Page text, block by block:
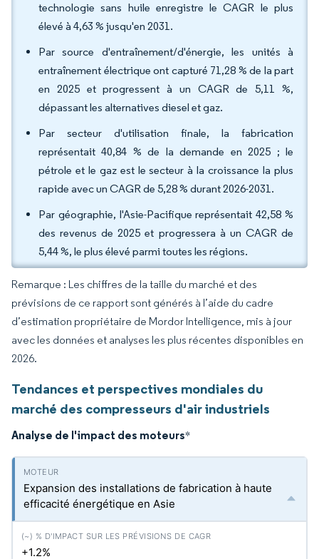
technologie sans huile enregistre le CAGR le plus
élevé à 4,63 % jusqu'en 2031.
Par source d'entraînement/d'énergie, les unités à
entraînement électrique ont capturé 71,28 % de la part
en 2025 et progressent à un CAGR de 5,11 %,
dépassant les alternatives diesel et gaz.
Par secteur d'utilisation finale, la fabrication
représentait 40,84 % de la demande en 2025 ; le
pétrole et le gaz est le secteur à la croissance la plus
rapide avec un CAGR de 5,28 % durant 2026-2031.
Par géographie, l'Asie-Pacifique représentait 42,58 %
des revenus de 2025 et progressera à un CAGR de
5,44 %, le plus élevé parmi toutes les régions.
Remarque : Les chiffres de la taille du marché et des
prévisions de ce rapport sont générés à l’aide du cadre
d’estimation propriétaire de Mordor Intelligence, mis à jour
avec les données et analyses les plus récentes disponibles en
2026.
Tendances et perspectives mondiales du
marché des compresseurs d'air industriels
Analyse de l'impact des moteurs*
Expansion des installations de fabrication à haute
efficacité énergétique en Asie
+1.2%